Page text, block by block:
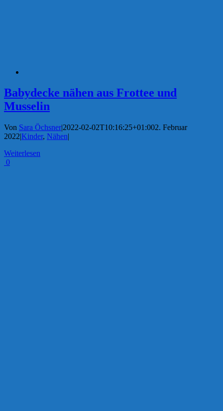
Babydecke nähen aus Frottee und
Musselin
Von Sara Öchsner|2022-02-02T10:16:25+01:002. Februar
2022|Kinder, Nähen|
Weiterlesen
0